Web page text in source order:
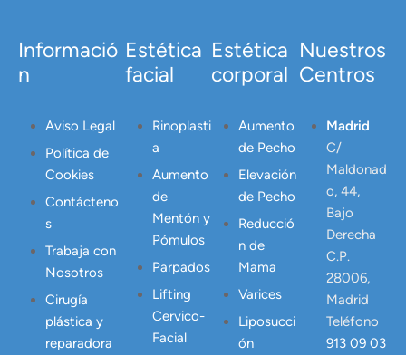
Informació
n
Aviso Legal
Política de
Cookies
Contácteno
s
Trabaja con
Nosotros
Cirugía
plástica y
reparadora
Estética
facial
Rinoplasti
a
Aumento
de
Mentón y
Pómulos
Parpados
Lifting
Cervico-
Facial
Estética
corporal
Aumento
de Pecho
Elevación
de Pecho
Reducció
n de
Mama
Varices
Liposucci
ón
Nuestros
Centros
Madrid
C/
Maldonad
o, 44,
Bajo
Derecha
C.P.
28006,
Madrid
Teléfono
913 09 03